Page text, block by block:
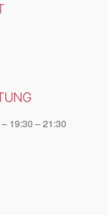
19:30 – 21:30